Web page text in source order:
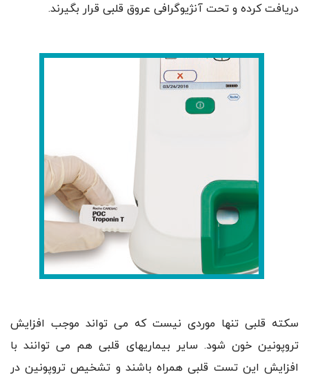
دریافت کرده و تحت آنژیوگرافی عروق قلبی قرار بگیرند.
سکته قلبی تنها موردی نیست که می تواند موجب افزایش
تروپونین خون شود. سایر بیماریهای قلبی هم می توانند با
افزایش این تست قلبی همراه باشند و تشخیص تروپونین در